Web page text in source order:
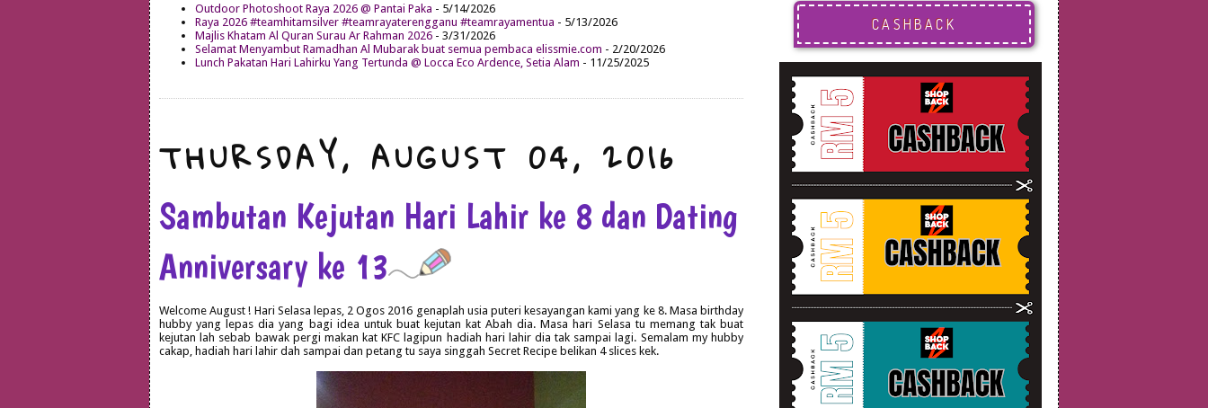
Outdoor Photoshoot Raya 2026 @ Pantai Paka - 5/14/2026
Raya 2026 #teamhitamsilver #teamrayaterengganu #teamrayamentua - 5/13/2026
Majlis Khatam Al Quran Surau Ar Rahman 2026 - 3/31/2026
Selamat Menyambut Ramadhan Al Mubarak buat semua pembaca elissmie.com - 2/20/2026
Lunch Pakatan Hari Lahirku Yang Tertunda @ Locca Eco Ardence, Setia Alam - 11/25/2025
THURSDAY, AUGUST 04, 2016
Sambutan Kejutan Hari Lahir ke 8 dan Dating
Anniversary ke 13
Welcome August ! Hari Selasa lepas, 2 Ogos 2016 genaplah usia puteri kesayangan kami yang ke 8. Masa birthday
hubby yang lepas dia yang bagi idea untuk buat kejutan kat Abah dia. Masa hari Selasa tu memang tak buat
kejutan lah sebab bawak pergi makan kat KFC lagipun hadiah hari lahir dia tak sampai lagi. Semalam my hubby
cakap, hadiah hari lahir dah sampai dan petang tu saya singgah Secret Recipe belikan 4 slices kek.
CASHBACK